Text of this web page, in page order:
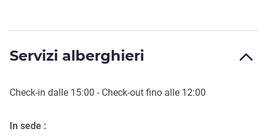
Servizi alberghieri
Check-in dalle 15:00 - Check-out fino alle 12:00
In sede